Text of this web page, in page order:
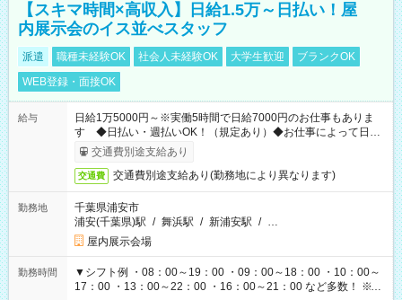
【スキマ時間×高収入】日給1.5万～日払い！屋
内展示会のイス並べスタッフ
派遣 職種未経験OK 社会人未経験OK 大学生歓迎
ブランクOK
WEB登録・面接OK
給与
日給1万5000円～※実働5時間で日給7000円のお仕事もありま
す ◆日払い・週払いOK！（規定あり）◆お仕事によって日給
も異なります
交通費別途支給あり
交通費 交通費別途支給あり(勤務地により異なります)
勤務地
千葉県浦安市
浦安(千葉県)駅 / 舞浜駅 / 新浦安駅 / …
屋内展示会場
勤務時間
▼シフト例 ・08：00～19：00 ・09：00～18：00 ・10：00～
17：00 ・13：00～22：00 ・16：00～21：00 など多数！ ※お